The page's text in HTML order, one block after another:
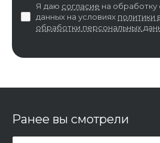
Я даю согласие на обработку
данных на условиях политики
обработки персональных
Ранее вы смотрели